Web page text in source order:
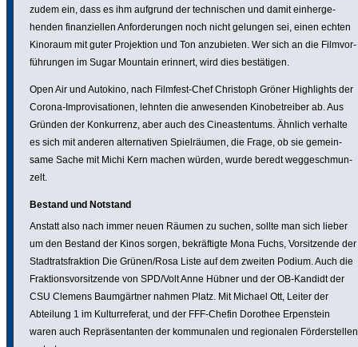
zudem ein, dass es ihm aufgrund der tech­ni­schen und damit einher­ge­
henden finan­zi­ellen Anfor­de­rungen noch nicht gelungen sei, einen echten
Kinoraum mit guter Projek­tion und Ton anzu­bieten. Wer sich an die Film­vor­
füh­rungen im Sugar Mountain erinnert, wird dies bestä­tigen.
Open Air und Autokino, nach Filmfest-Chef Christoph Gröner High­lights der
Corona-Impro­vi­sa­tionen, lehnten die anwe­senden Kino­be­treiber ab. Aus
Gründen der Konkur­renz, aber auch des Cine­as­ten­tums. Ähnlich verhalte
es sich mit anderen alter­na­tiven Spiel­räumen, die Frage, ob sie gemein­
same Sache mit Michi Kern machen würden, wurde beredt wegge­schmun­
zelt.
Bestand und Notstand
Anstatt also nach immer neuen Räumen zu suchen, sollte man sich lieber
um den Bestand der Kinos sorgen, bekräf­tigte Mona Fuchs, Vorsit­zende der
Stadt­rats­frak­tion Die Grünen/Rosa Liste auf dem zweiten Podium. Auch die
Frak­ti­ons­vor­sit­zende von SPD/Volt Anne Hübner und der OB-Kandidt der
CSU Clemens Baum­gärtner nahmen Platz. Mit Michael Ott, Leiter der
Abteilung 1 im Kultur­re­ferat, und der FFF-Chefin Dorothee Erpen­stein
waren auch Reprä­sen­tanten der kommu­nalen und regio­nalen Förder­stellen